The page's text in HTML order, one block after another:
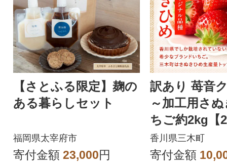
【さとふる限定】麹の
ある暮らしセット
福岡県太宰府市
寄付金額 23,000円
訳あり 苺音
～加工用さ
ちご約2kg【
月配送】
香川県三木町
寄付金額